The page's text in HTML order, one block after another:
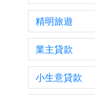
精明旅遊
業主貸款
小生意貸款